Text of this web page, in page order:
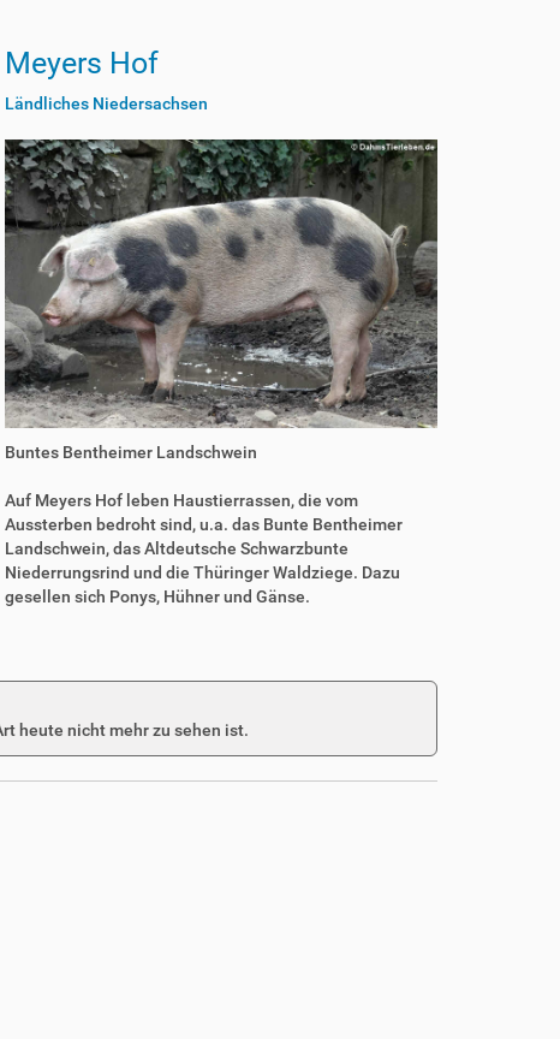
Meyers Hof
Ländliches Niedersachsen
Buntes Bentheimer Landschwein
Auf Meyers Hof leben Haustierrassen, die vom
Aussterben bedroht sind, u.a. das Bunte Bentheimer
Landschwein, das Altdeutsche Schwarzbunte
Niederrungsrind und die Thüringer Waldziege. Dazu
gesellen sich Ponys, Hühner und Gänse.
heute nicht mehr zu sehen ist.